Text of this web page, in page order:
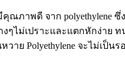
คุณภาพดี จาก polyethylene
งๆไม่เปราะและแตกหักง่า
วาย Polyethylene จะไม่เ